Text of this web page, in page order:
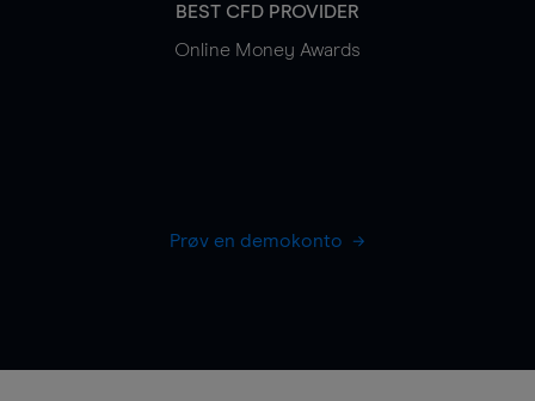
BEST CFD PROVIDER
Online Money Awards
Prøv en demokonto